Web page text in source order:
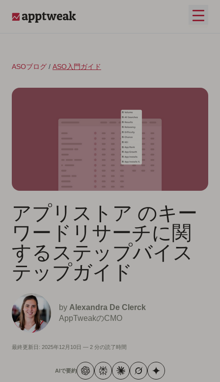
メイ
ASOブログ / ASO入門ガイド
アプリストア のキー
ワードリサーチに関
するステップバイス
テップガイド
by Alexandra De Clerck
AppTweakのCMO
最終更新日: 2025年12月10日 — 2 分の読了時間
AIで要約